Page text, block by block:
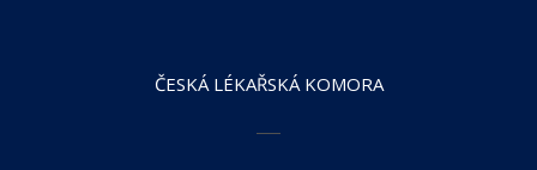
ČESKÁ LÉKAŘSKÁ KOMORA